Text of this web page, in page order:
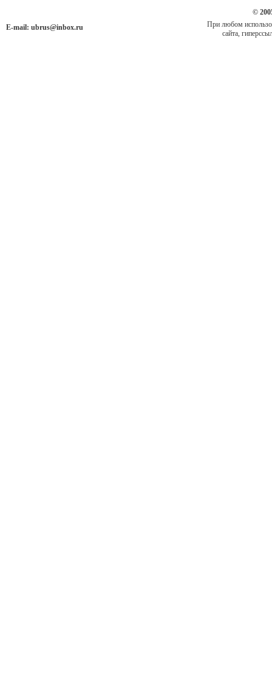
E-mail: ubrus@inbox.ru
©
При любом
сайта,